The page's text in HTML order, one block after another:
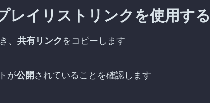
レイリストリンクを使用する
、 共有リンク をコピーします
が公開 されていることを確認します